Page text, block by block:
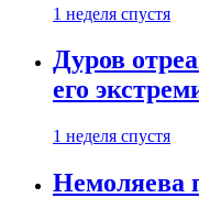
1 неделя спустя
Дуров
его
1 неделя спустя
Немоляева